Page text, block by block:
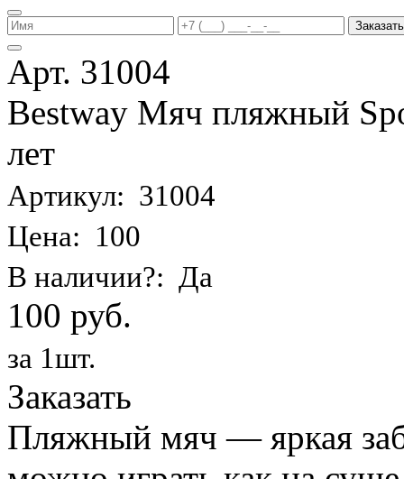
Заказать
Арт. 31004
Bestway Мяч пляжный
лет
Артикул: 31004
Цена: 100
В наличии?: Да
100 руб.
за 1шт.
Заказать
Пляжный мяч — яркая